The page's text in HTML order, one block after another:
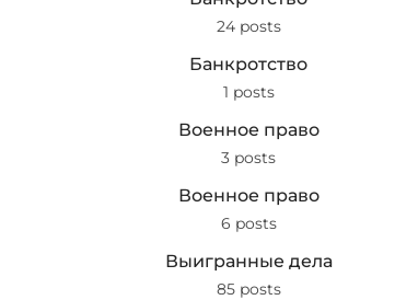
24 posts
Банкротство
1 posts
Военное право
3 posts
Военное право
6 posts
Выигранные дела
85 posts